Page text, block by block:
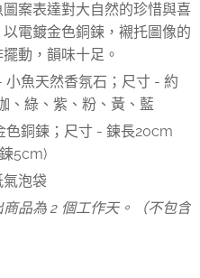
案表達對大自然的珍惜與喜
電鍍金色銅鍊，襯托圖像的
動，韻味十足。
小魚天然香氛石；尺寸 - 約
、綠、紫、粉、黃、藍
色銅鍊；尺寸 - 鍊長20cm
5cm)
氣泡袋
品為 2 個工作天。（不包含